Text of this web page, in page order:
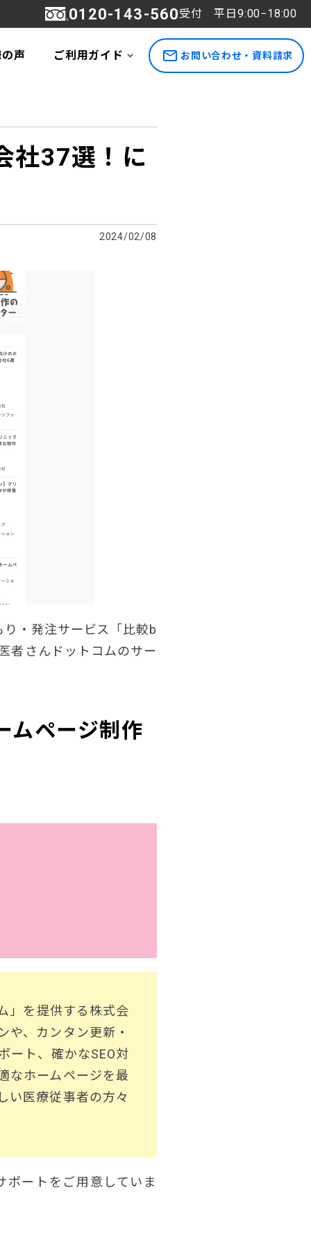
0120-143-560受付 平日9:00−18:00
声 ご利用ガイド お問い合わせ・資料請求
社37選！に
2024/02/08
・発注サービス「比較b
者さんドットコムのサー
ムページ制作
」を提供する株式会
や、カンタン更新・
ート、確かなSEO対
なホームページを最
い医療従事者の方々
ートをご用意していま